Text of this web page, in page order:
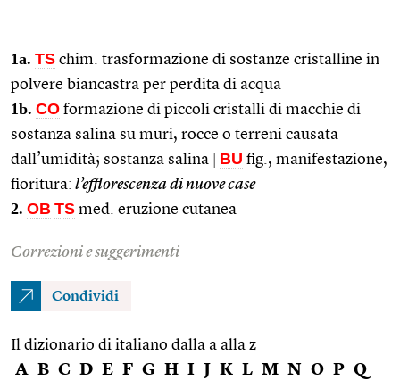
1a. TS chim. trasformazione di sostanze cristalline in
polvere biancastra per perdita di acqua
1b. CO formazione di piccoli cristalli di macchie di
sostanza salina su muri, rocce o terreni causata
dall’umidità; sostanza salina
BU fig., manifestazione,
fioritura: l’efflorescenza di nuove case
2. OB TS med. eruzione cutanea
Correzioni e suggerimenti
Condividi
Il dizionario di italiano dalla a alla z
A B C D E F G H I J K L M N O P Q